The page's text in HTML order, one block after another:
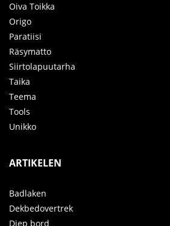
Oiva Toikka
Origo
Paratiisi
Räsymatto
Siirtolapuutarha
Taika
Teema
Tools
Unikko
ARTIKELEN
Badlaken
Dekbedovertrek
Diep bord